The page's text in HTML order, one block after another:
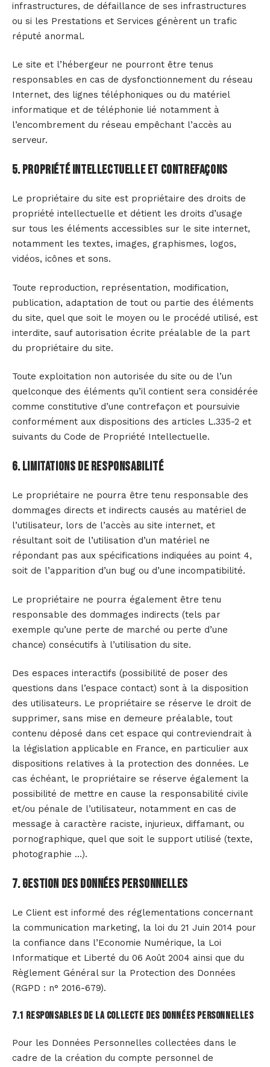
infrastructures, de défaillance de ses infrastructures
ou si les Prestations et Services génèrent un trafic
réputé anormal.
Le site et l’hébergeur ne pourront être tenus
responsables en cas de dysfonctionnement du réseau
Internet, des lignes téléphoniques ou du matériel
informatique et de téléphonie lié notamment à
l’encombrement du réseau empêchant l’accès au
serveur.
5. Propriété intellectuelle et contrefaçons
Le propriétaire du site est propriétaire des droits de
propriété intellectuelle et détient les droits d’usage
sur tous les éléments accessibles sur le site internet,
notamment les textes, images, graphismes, logos,
vidéos, icônes et sons.
Toute reproduction, représentation, modification,
publication, adaptation de tout ou partie des éléments
du site, quel que soit le moyen ou le procédé utilisé, est
interdite, sauf autorisation écrite préalable de la part
du propriétaire du site.
Toute exploitation non autorisée du site ou de l’un
quelconque des éléments qu’il contient sera considérée
comme constitutive d’une contrefaçon et poursuivie
conformément aux dispositions des articles L.335-2 et
suivants du Code de Propriété Intellectuelle.
6. Limitations de responsabilité
Le propriétaire ne pourra être tenu responsable des
dommages directs et indirects causés au matériel de
l’utilisateur, lors de l’accès au site internet, et
résultant soit de l’utilisation d’un matériel ne
répondant pas aux spécifications indiquées au point 4,
soit de l’apparition d’un bug ou d’une incompatibilité.
Le propriétaire ne pourra également être tenu
responsable des dommages indirects (tels par
exemple qu’une perte de marché ou perte d’une
chance) consécutifs à l’utilisation du site.
Des espaces interactifs (possibilité de poser des
questions dans l’espace contact) sont à la disposition
des utilisateurs. Le propriétaire se réserve le droit de
supprimer, sans mise en demeure préalable, tout
contenu déposé dans cet espace qui contreviendrait à
la législation applicable en France, en particulier aux
dispositions relatives à la protection des données. Le
cas échéant, le propriétaire se réserve également la
possibilité de mettre en cause la responsabilité civile
et/ou pénale de l’utilisateur, notamment en cas de
message à caractère raciste, injurieux, diffamant, ou
pornographique, quel que soit le support utilisé (texte,
photographie …).
7. Gestion des données personnelles
Le Client est informé des réglementations concernant
la communication marketing, la loi du 21 Juin 2014 pour
la confiance dans l’Economie Numérique, la Loi
Informatique et Liberté du 06 Août 2004 ainsi que du
Règlement Général sur la Protection des Données
(RGPD : n° 2016-679).
7.1 Responsables de la collecte des données personnelles
Pour les Données Personnelles collectées dans le
cadre de la création du compte personnel de